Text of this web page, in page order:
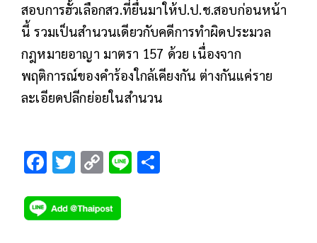
สอบการฮั้วเลือกสว.ที่ยื่นมาให้ป.ป.ช.สอบก่อนหน้า
นี้ รวมเป็นสำนวนเดียวกับคดีการทำผิดประมวล
กฎหมายอาญา มาตรา 157 ด้วย เนื่องจาก
พฤติการณ์ของคำร้องใกล้เคียงกัน ต่างกันแค่ราย
ละเอียดปลีกย่อยในสำนวน
F
e
b
T
tt
er
C
p
y
Li